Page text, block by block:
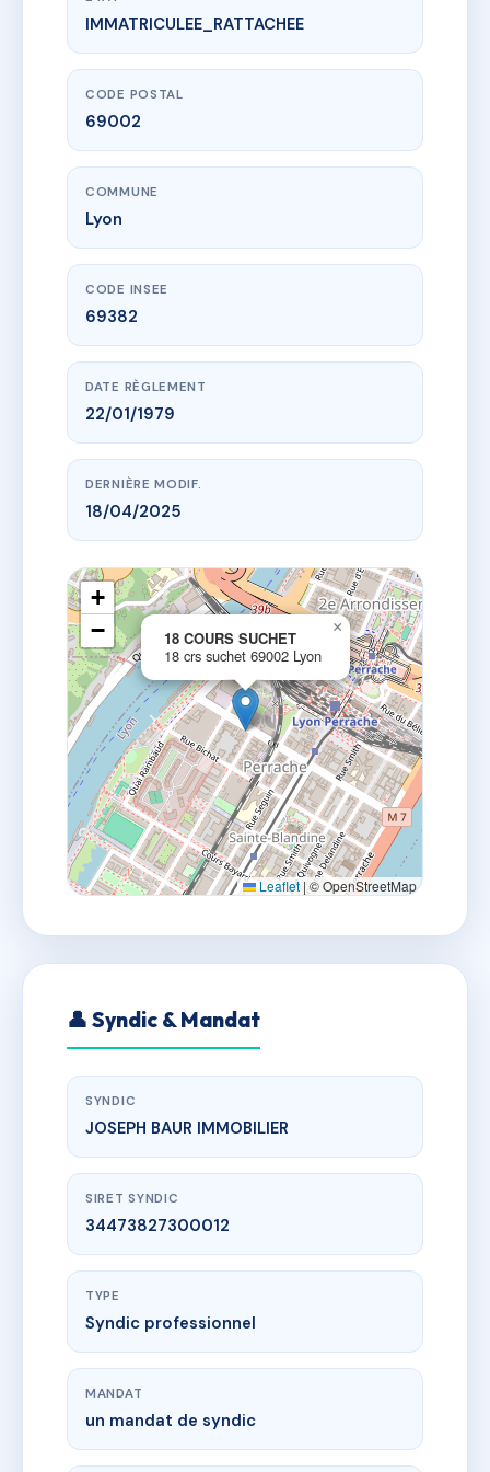
www.vme.plus/AA0004556
18 COURS SUCHET
18 crs suchet
IMMATRICULEE_RATTACHEE
CODE POSTAL
69002
COMMUNE
Lyon
CODE INSEE
69382
DATE RÈGLEMENT
22/01/1979
DERNIÈRE MODIF.
18/04/2025
18 COURS SUCHET
18 crs suchet 69002 Lyon
×
+
−
Leaflet |© OpenStreetMap
👤 Syndic & Mandat
SYNDIC
JOSEPH BAUR IMMOBILIER
SIRET SYNDIC
34473827300012
TYPE
Syndic professionnel
MANDAT
un mandat de syndic